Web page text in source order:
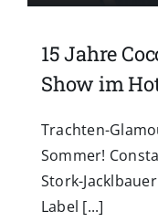
15 Jahre
Show im
Trachten-
Sommer!
Stork-
Label [...]